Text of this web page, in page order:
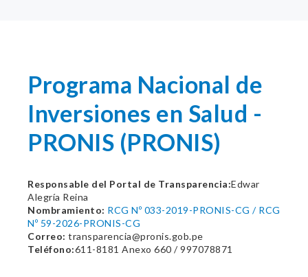
Programa Nacional de
Inversiones en Salud -
PRONIS (PRONIS)
Responsable del Portal de Transparencia:Edwar
Alegría Reina
Nombramiento: RCG Nº 033-2019-PRONIS-CG / RCG
Nº 59-2026-PRONIS-CG
Correo: transparencia@pronis.gob.pe
Teléfono:611-8181 Anexo 660 / 997078871